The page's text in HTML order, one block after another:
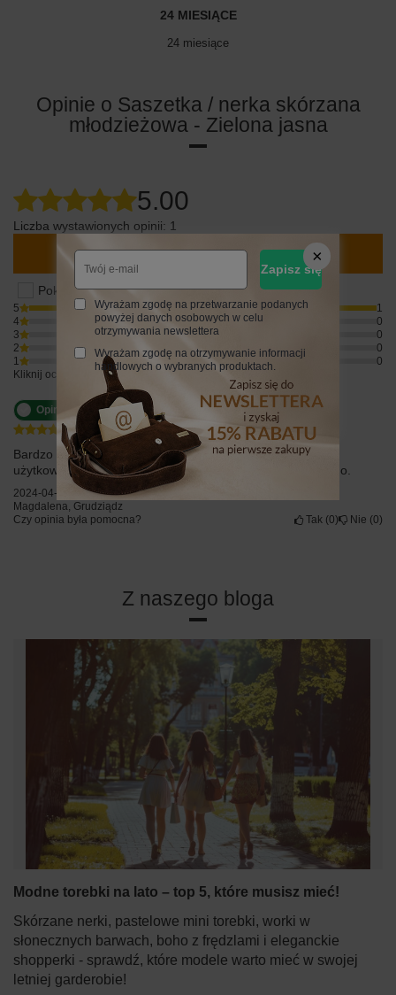
24 MIESIĄCE
24 miesiące
Opinie o Saszetka / nerka skórzana
młodzieżowa - Zielona jasna
5.00
Liczba wystawionych opinii: 1
Napisz swoją opinię
Pokaż tylko opinie potwierdzone zakupem
5
1
4
0
3
0
2
0
1
0
Kliknij ocenę aby filtrować opinie
5/5
Opinia potwierdzona zakupem
Bardzo ładna i zgrabna dobrze wykonana. Wygodna w
użytkowaniu piękny kolor lawendowy pasuje do wszystkiego.
2024-04-28
Magdalena, Grudziądz
Czy opinia była pomocna?
Tak 0 Nie 0
Z naszego bloga
Modne torebki na lato – top 5, które musisz mieć!
Skórzane nerki, pastelowe mini torebki, worki w
słonecznych barwach, boho z frędzlami i eleganckie
shopperki - sprawdź, które modele warto mieć w swojej
letniej garderobie!
Zapisz się
Wyrażam zgodę na przetwarzanie podanych
powyżej danych osobowych w celu
otrzymywania newslettera
Wyrażam zgodę na otrzymywanie informacji
handlowych o wybranych produktach.